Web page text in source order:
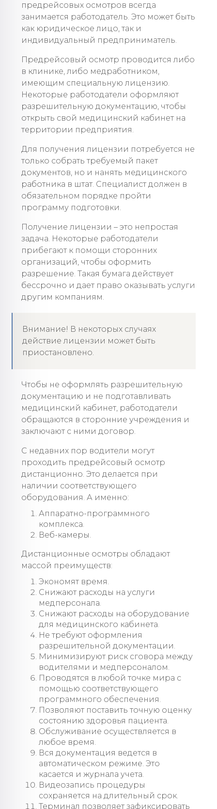
предрейсовых осмотров всегда
занимается работодатель. Это может быть
как юридическое лицо, так и
индивидуальный предприниматель.
Предрейсовый осмотр проводится либо
в клинике, либо медработником,
имеющим специальную лицензию.
Некоторые работодатели оформляют
разрешительную документацию, чтобы
открыть свой медицинский кабинет на
территории предприятия.
Для получения лицензии потребуется не
только собрать требуемый пакет
документов, но и нанять медицинского
работника в штат. Специалист должен в
обязательном порядке пройти
программу подготовки.
Получение лицензии – это непростая
задача. Некоторые работодатели
прибегают к помощи сторонних
организаций, чтобы оформить
разрешение. Такая бумага действует
бессрочно и дает право оказывать услуги
другим компаниям.
Внимание! В некоторых случаях
действие лицензии может быть
приостановлено.
Чтобы не оформлять разрешительную
документацию и не подготавливать
медицинский кабинет, работодатели
обращаются в сторонние учреждения и
заключают с ними договор.
С недавних пор водители могут
проходить предрейсовый осмотр
дистанционно. Это делается при
наличии соответствующего
оборудования. А именно:
Аппаратно-программного
комплекса.
Веб-камеры.
Дистанционные осмотры обладают
массой преимуществ:
Экономят время.
Снижают расходы на услуги
медперсонала.
Снижают расходы на оборудование
для медицинского кабинета.
Не требуют оформления
разрешительной документации.
Минимизируют риск сговора между
водителями и медперсоналом.
Проводятся в любой точке мира с
помощью соответствующего
программного обеспечения.
Позволяют поставить точную оценку
состоянию здоровья пациента.
Обслуживание осуществляется в
любое время.
Вся документация ведется в
автоматическом режиме. Это
касается и журнала учета.
Видеозапись процедуры
сохраняется на длительный срок.
Терминал позволяет зафиксировать